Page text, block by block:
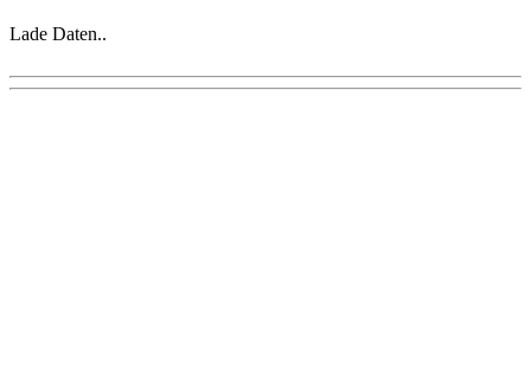
Lade Daten..